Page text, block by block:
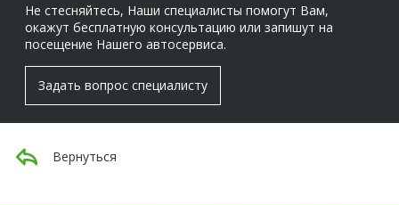
Не стесняйтесь, Наши специалисты помогут Вам,
окажут бесплатную консультацию или запишут на
посещение Нашего автосервиса.
Задать вопрос специалисту
Вернуться